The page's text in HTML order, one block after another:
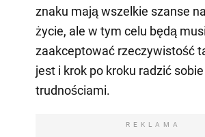
znaku mają wszelkie szanse
życie, ale w tym celu będą
zaakceptować rzeczywistość
jest i krok po kroku radzić
trudnościami.
REKLAMA